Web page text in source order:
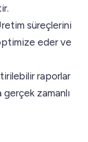
süreçlerini
eder ve
raporlar
gerçek zamanlı